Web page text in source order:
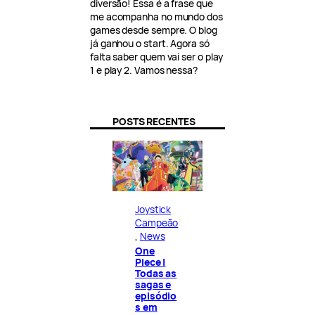
diversão! Essa é a frase que
me acompanha no mundo dos
games desde sempre. O blog
já ganhou o start. Agora só
falta saber quem vai ser o play
1 e play 2. Vamos nessa?
POSTS RECENTES
Joystick
Campeão
News
One
Piece |
Todas as
sagas e
episódio
s em